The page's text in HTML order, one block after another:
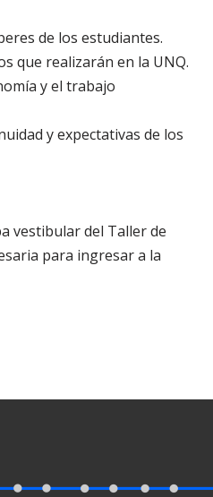
de los estudiantes.
que realizarán en la UNQ.
y el trabajo
y expectativas de los
vestibular del Taller de
para ingresar a la